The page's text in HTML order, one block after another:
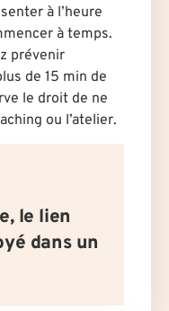
à l’heure
à temps.
prévenir
de 15 min de
le droit de ne
ou l’atelier.
le lien
dans un